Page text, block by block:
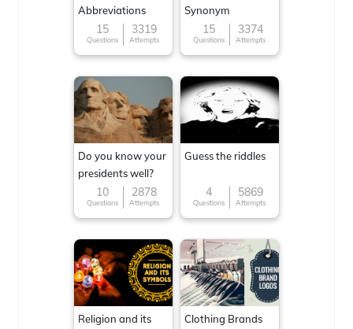
Abbreviations
15
Questions
3319
Attempts
Synonym
15
Questions
3374
Attempts
Do you know your
presidents well?
10
Questions
2878
Attempts
Guess the riddles
4
Questions
5869
Attempts
Religion and its
Clothing Brands